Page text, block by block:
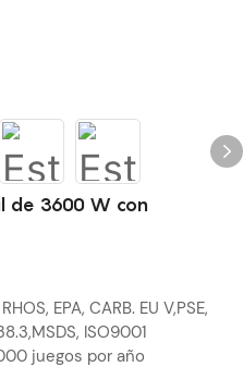
de 3600 W con
EPA, CARB. EU V,PSE,
ISO9001
juegos por año